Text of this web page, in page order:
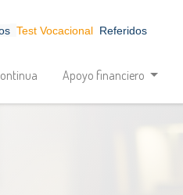
Test Vocacional Referidos
Apoyo financiero